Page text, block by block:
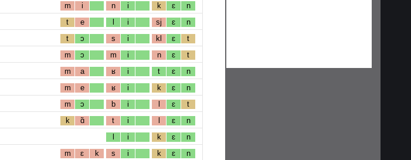
m i n i k ɛ n
t e l i sj ɛ n
t ɔ s i kl ɛ t
m ɔ m i n ɛ t
m a ʁ i t ɛ n
m e ʁ i k ɛ n
m ɔ b i l ɛ t
k ɑ̃ t i l ɛ n
l i k ɛ n
m ɛ k s i k ɛ n